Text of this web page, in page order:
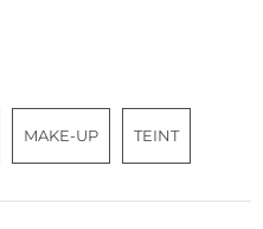
MAKE-UP TEINT